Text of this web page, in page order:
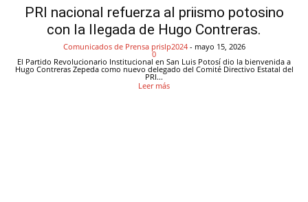
PRI nacional refuerza al priismo potosino
con la llegada de Hugo Contreras.
Comunicados de Prensa prislp2024 - mayo 15, 2026
0
El Partido Revolucionario Institucional en San Luis Potosí dio la bienvenida a
Hugo Contreras Zepeda como nuevo delegado del Comité Directivo Estatal del
PRI...
Leer más